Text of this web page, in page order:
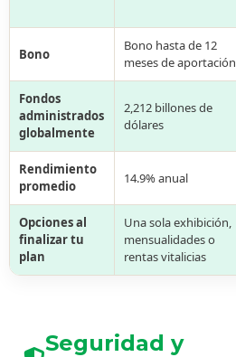
Bono
Bono hasta de 12
meses de aportación
Fondos
administrados
globalmente
2,212 billones de
dólares
Rendimiento
promedio
14.9% anual
Opciones al
finalizar tu
plan
Una sola exhibición,
mensualidades o
rentas vitalicias
Seguridad y